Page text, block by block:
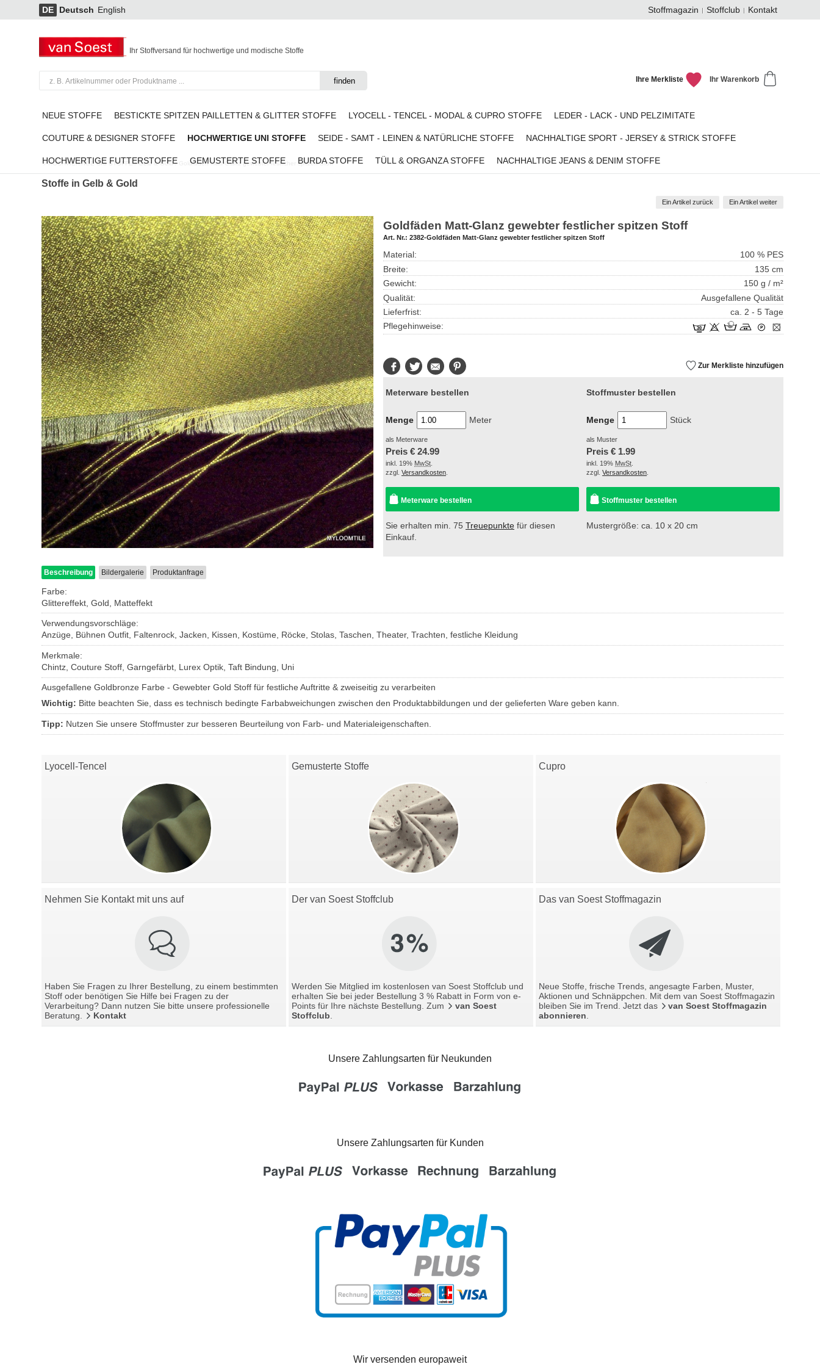
DE Deutsch English Stoffmagazin Stoffclub Kontakt
Ihr Stoffversand für hochwertige und modische Stoffe
Ihr Warenkorb
Ihre Merkliste
NEUE STOFFE BESTICKTE SPITZEN PAILLETTEN & GLITTER STOFFE LYOCELL - TENCEL - MODAL & CUPRO STOFFE LEDER - LACK - UND PELZIMITATE
COUTURE & DESIGNER STOFFE HOCHWERTIGE UNI STOFFE SEIDE - SAMT - LEINEN & NATÜRLICHE STOFFE NACHHALTIGE SPORT - JERSEY & STRICK STOFFE
HOCHWERTIGE FUTTERSTOFFE GEMUSTERTE STOFFE BURDA STOFFE TÜLL & ORGANZA STOFFE NACHHALTIGE JEANS & DENIM STOFFE
HOCHWERTIGE UNI STOFFE /Gelb & Gold / Goldfäden Matt-Glanz gewebter festlicher spitzen Stoff
Stoffe in Gelb & Gold
Ein Artikel zurück Ein Artikel weiter
Goldfäden Matt-Glanz gewebter festlicher spitzen Stoff
Art. Nr.: 2382-Goldfäden Matt-Glanz gewebter festlicher spitzen Stoff
Material:
100 % PES
Breite:
135 cm
Gewicht:
150 g / m²
Qualität:
Ausgefallene Qualität
Lieferfrist:
ca. 2 - 5 Tage
Pflegehinweise:
FacebookTwitter E-
Mail
Zur Merkliste hinzufügen
Meterware bestellen
Menge Meter
als Meterware
Preis € 24.99
inkl. 19% MwSt
zzgl. Versandkosten
Meterware bestellen
Sie erhalten min. 75 Treuepunkte für diesen
Einkauf.
Stoffmuster bestellen
Menge Stück
als Muster
Preis € 1.99
inkl. 19% MwSt
zzgl.Versandkosten
Stoffmuster bestellen
Mustergröße: ca. 10 x 20 cm
Beschreibung Bildergalerie Produktanfrage
Farbe:
Glittereffekt, Gold, Matteffekt
Verwendungsvorschläge:
Anzüge, Bühnen Outfit, Faltenrock, Jacken, Kissen, Kostüme, Röcke, Stolas, Taschen, Theater, Trachten, festliche Kleidung
Merkmale:
Chintz, Couture Stoff, Garngefärbt, Lurex Optik, Taft Bindung, Uni
Ausgefallene Goldbronze Farbe - Gewebter Gold Stoff für festliche Auftritte & zweiseitig zu verarbeiten
Wichtig: Bitte beachten Sie, dass es technisch bedingte Farbabweichungen zwischen den Produktabbildungen und der gelieferten Ware geben kann.
Tipp: Nutzen Sie unsere Stoffmuster zur besseren Beurteilung von Farb- und Materialeigenschaften.
Lyocell-Tencel Gemusterte Stoffe Cupro
Nehmen Sie Kontakt mit uns auf
Haben Sie Fragen zu Ihrer Bestellung, zu einem bestimmten
Stoff oder benötigen Sie Hilfe bei Fragen zu der
Verarbeitung? Dann nutzen Sie bitte unsere professionelle
Beratung.
Kontakt
Der van Soest Stoffclub
Werden Sie Mitglied im kostenlosen van Soest Stoffclub und
erhalten Sie bei jeder Bestellung 3 % Rabatt in Form von e-
Points für Ihre nächste Bestellung. Zum
van Soest
Stoffclub
Das van Soest Stoffmagazin
Neue Stoffe, frische Trends, angesagte Farben, Muster,
Aktionen und Schnäppchen. Mit dem van Soest Stoffmagazin
bleiben Sie im Trend. Jetzt das
van Soest Stoffmagazin
abonnieren
Unsere Zahlungsarten für Neukunden
Unsere Zahlungsarten für Kunden
Wir versenden europaweit